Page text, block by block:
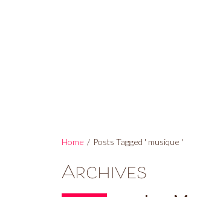
Home / Posts Tagged ' musique '
Archives